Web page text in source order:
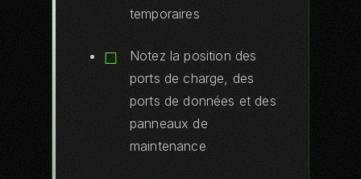
temporaires
Notez la position des
ports de charge, des
ports de données et des
panneaux de
maintenance